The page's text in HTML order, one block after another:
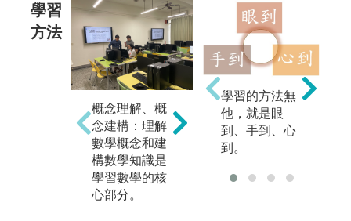
學習
方法
概念理解、概
念建構：理解
數學概念和建
構數學知識是
學習數學的核
心部分。
推理應用：數
學推理是一種
關鍵的思考方
式，可以應用
日常生活中的
學習的方法無
他，就是眼
到、手到、心
到。